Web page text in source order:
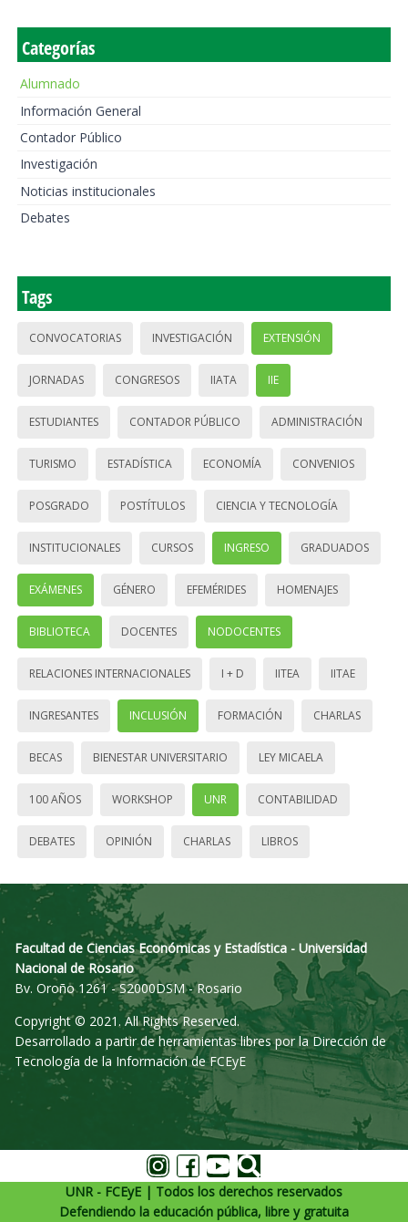
Categorías
Alumnado
Información General
Contador Público
Investigación
Noticias institucionales
Debates
Tags
CONVOCATORIAS INVESTIGACIÓN EXTENSIÓN
JORNADAS CONGRESOS IIATA IIE
ESTUDIANTES CONTADOR PÚBLICO ADMINISTRACIÓN
TURISMO ESTADÍSTICA ECONOMÍA CONVENIOS
POSGRADO POSTÍTULOS CIENCIA Y TECNOLOGÍA
INSTITUCIONALES CURSOS INGRESO GRADUADOS
EXÁMENES GÉNERO EFEMÉRIDES HOMENAJES
BIBLIOTECA DOCENTES NODOCENTES
RELACIONES INTERNACIONALES I + D IITEA IITAE
INGRESANTES INCLUSIÓN FORMACIÓN CHARLAS
BECAS BIENESTAR UNIVERSITARIO LEY MICAELA
100 AÑOS WORKSHOP UNR CONTABILIDAD
DEBATES OPINIÓN CHARLAS LIBROS
Facultad de Ciencias Económicas y Estadística - Universidad
Nacional de Rosario
Bv. Oroño 1261 - S2000DSM - Rosario
Copyright © 2021. All Rights Reserved.
Desarrollado a partir de herramientas libres por la Dirección de
Tecnología de la Información de FCEyE
UNR - FCEyE | Todos los derechos reservados
Defendiendo la educación pública, libre y gratuita